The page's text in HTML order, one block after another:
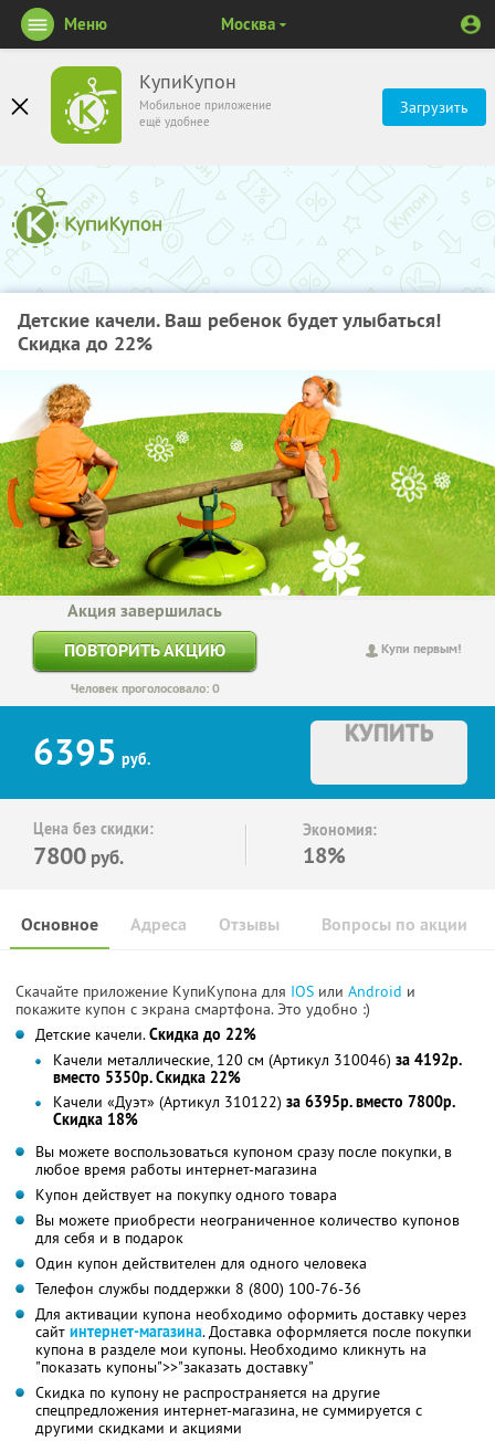
КупиКупон
Мобильное приложение
ещё удобнее
Загрузить
Меню Москва
Детские качели. Ваш ребенок будет улыбаться!
Скидка до 22%
Купи первым!
Акция завершилась
ПОВТОРИТЬ АКЦИЮ
Человек проголосовало: 0
6395 руб.
КУПИТЬ
Цена без скидки:
7800 руб.
Экономия:
18%
Основное Отзывы Вопросы по акции
Адреса
Скачайте приложение КупиКупона для IOS или Android и
покажите купон с экрана смартфона. Это удобно :)
Детские качели.Скидка до 22%
Качели металлические, 120 см (Артикул 310046) за 4192р.
вместо 5350р. Скидка 22%
Качели «Дуэт» (Артикул 310122) за 6395р. вместо 7800р.
Скидка 18%
Вы можете воспользоваться купоном сразу после покупки, в
любое время работы интернет-магазина
Купон действует на покупку одного товара
Вы можете приобрести неограниченное количество купонов
для себя и в подарок
Один купон действителен для одного человека
Телефон службы поддержки 8 (800) 100-76-36
Для активации купона необходимо оформить доставку через
сайт интернет-магазина. Доставка оформляется после покупки
купона в разделе мои купоны. Необходимо кликнуть на
"показать купоны">>"заказать доставку"
Скидка по купону не распространяется на другие
спецпредложения интернет-магазина, не суммируется с
другими скидками и акциями